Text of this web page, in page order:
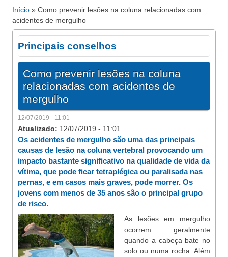
Está aqui
Início » Como prevenir lesões na coluna relacionadas com
acidentes de mergulho
Principais conselhos
Como prevenir lesões na coluna
relacionadas com acidentes de
mergulho
12/07/2019 - 11:01
Atualizado: 12/07/2019 - 11:01
Os acidentes de mergulho são uma das principais
causas de lesão na coluna vertebral provocando um
impacto bastante significativo na qualidade de vida da
vítima, que pode ficar tetraplégica ou paralisada nas
pernas, e em casos mais graves, pode morrer. Os
jovens com menos de 35 anos são o principal grupo
de risco.
As lesões em mergulho
ocorrem geralmente
quando a cabeça bate no
solo ou numa rocha. Além